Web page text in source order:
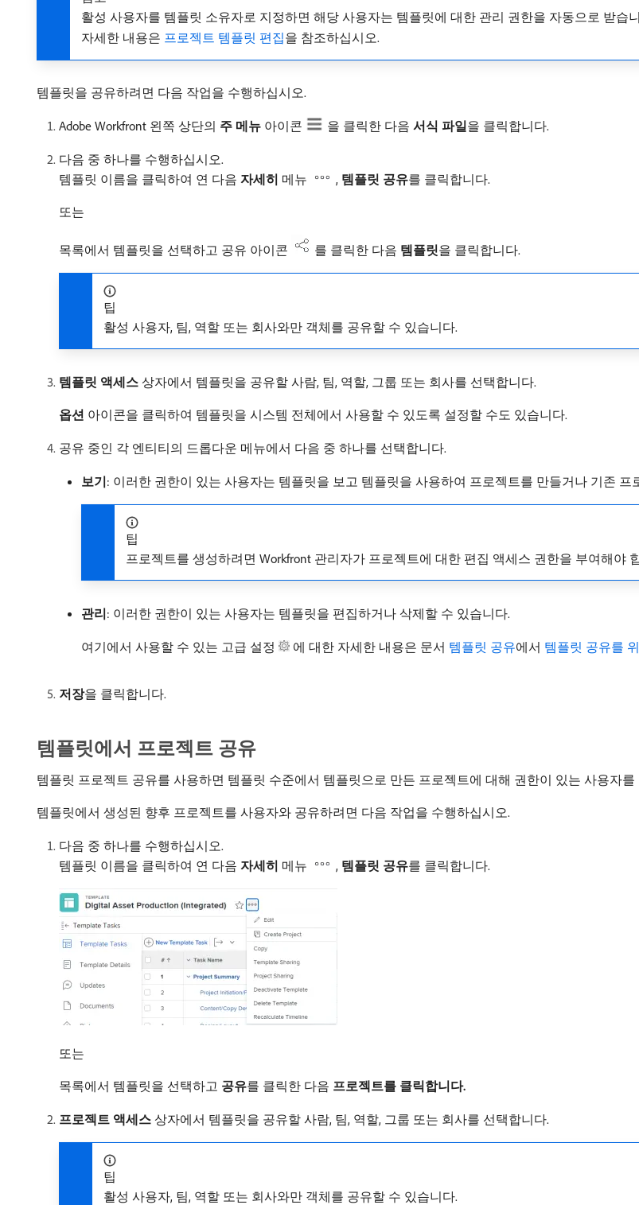
활성 사용자를 템플릿 소유자로 지정하면 해당 사용자는 템플릿에 대한 관리 권한을 자동으로 받습
자세한 내용은 프로젝트 템플릿 편집을 참조하십시오.
템플릿을 공유하려면 다음 작업을 수행하십시오.
Adobe Workfront 왼쪽 상단의 주 메뉴 아이콘 을 클릭한 다음 서식 파일​을 클릭합니다.
다음 중 하나를 수행하십시오.
템플릿 이름을 클릭하여 연 다음 자세히 메뉴 , 템플릿 공유​를 클릭합니다.
또는
목록에서 템플릿을 선택하고 공유 아이콘 를 클릭한 다음 템플릿​을 클릭합니다.
팁
활성 사용자, 팀, 역할 또는 회사와만 객체를 공유할 수 있습니다.
템플릿 액세스 상자에서 템플릿을 공유할 사람, 팀, 역할, 그룹 또는 회사를 선택합니다.
옵션 아이콘을 클릭하여 템플릿을 시스템 전체에서 사용할 수 있도록 설정할 수도 있습니다.
공유 중인 각 엔티티의 드롭다운 메뉴에서 다음 중 하나를 선택합니다.
보기: 이러한 권한이 있는 사용자는 템플릿을 보고 템플릿을 사용하여 프로젝트를 만들거나 기존 프
팁
프로젝트를 생성하려면 Workfront 관리자가 프로젝트에 대한 편집 액세스 권한을 부여해야
관리: 이러한 권한이 있는 사용자는 템플릿을 편집하거나 삭제할 수 있습니다.
여기에서 사용할 수 있는 고급 설정 에 대한 자세한 내용은 문서 템플릿 공유에서 템플릿 공유를
저장​을 클릭합니다.
템플릿에서 프로젝트 공유
템플릿 프로젝트 공유를 사용하면 템플릿 수준에서 템플릿으로 만든 프로젝트에 대해 권한이 있는 사용자를
템플릿에서 생성된 향후 프로젝트를 사용자와 공유하려면 다음 작업을 수행하십시오.
다음 중 하나를 수행하십시오.
템플릿 이름을 클릭하여 연 다음 자세히 메뉴 , 템플릿 공유​를 클릭합니다.
또는
목록에서 템플릿을 선택하고 공유​를 클릭한 다음 프로젝트를 클릭합니다.
프로젝트 액세스 상자에서 템플릿을 공유할 사람, 팀, 역할, 그룹 또는 회사를 선택합니다.
팁
활성 사용자, 팀, 역할 또는 회사와만 객체를 공유할 수 있습니다.